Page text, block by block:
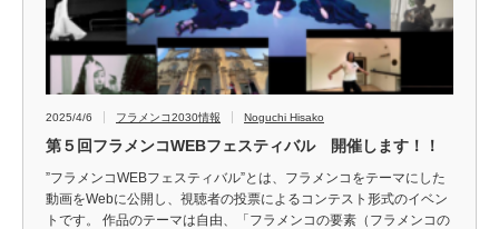
2025/4/6 フラメンコ2030情報 Noguchi Hisako
第５回フラメンコWEBフェスティバル 開催します！！
”フラメンコWEBフェスティバル”とは、フラメンコをテーマにした
動画をWebに公開し、視聴者の投票によるコンテスト形式のイベン
トです。 作品のテーマは自由、「フラメンコの要素（フラメンコの